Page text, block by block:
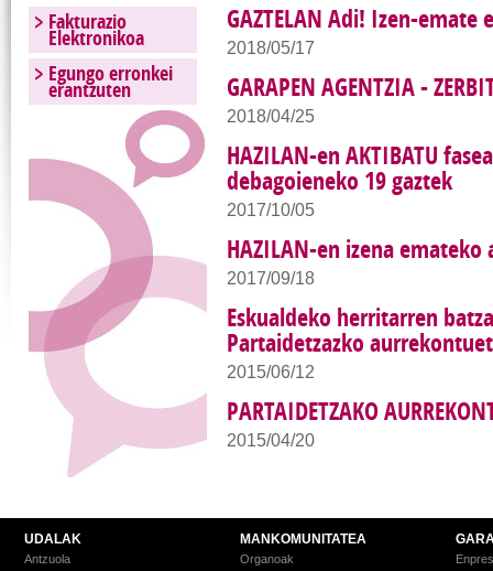
GAZTELAN Adi! Izen-emate
2018/05/17
GARAPEN AGENTZIA -
2018/04/25
HAZILAN-en AKTIBATU
debagoieneko 19 gaztek
2017/10/05
HAZILAN-en izena emateko
2017/09/18
Eskualdeko herritarren
Partaidetzazko
2015/06/12
PARTAIDETZAKO
2015/04/20
Fakturazio
Elektronikoa
Egungo erronkei
erantzuten
UDALAK
Antzuola
MANKOMUNITATEA
Organoak